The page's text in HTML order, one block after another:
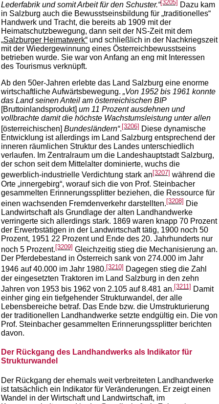
Lederfabrik und somit Arbeit für den Schuster.“[3205] Dazu kam
in Salzburg auch die Bewusstseinsbildung für „traditionelles“
Handwerk und Tracht, die bereits ab 1909 mit der
Heimatschutzbewegung, dann seit der NS-Zeit mit dem
„Salzburger Heimatwerk“ und schließlich in der Nachkriegszeit
mit der Wiedergewinnung eines Österreichbewusstseins
betrieben wurde. Sie war von Anfang an eng mit Interessen
des Tourismus verknüpft.
Ab den 50er-Jahren erlebte das Land Salzburg eine enorme
wirtschaftliche Aufwärtsbewegung. „Von 1952 bis 1961 konnte
das Land seinen Anteil am österreichischen BIP
[Bruttoinlandsprodukt] um 11 Prozent ausdehnen und
vollbrachte damit die höchste Wachstumsleistung unter allen
[österreichischen] Bundesländern“. [3206] Diese dynamische
Entwicklung ist allerdings im Land Salzburg entsprechend der
inneren räumlichen Struktur des Landes unterschiedlich
verlaufen. Im Zentralraum um die Landeshauptstadt Salzburg,
der schon seit dem Mittelalter dominierte, wuchs die
gewerblich-industrielle Verdichtung stark an[3207] während die
Orte „innergebirg“, worauf sich die von Prof. Steinbacher
gesammelten Erinnerungssplitter beziehen, die Ressource für
einen wachsenden Fremdenverkehr darstellten.[3208] Die
Landwirtschaft als Grundlage der alten Landhandwerke
verringerte sich allerdings stark. 1869 waren knapp 70 Prozent
der Erwerbstätigen in der Landwirtschaft tätig, 1900 noch 50
Prozent, 1951 22 Prozent und Ende des 20. Jahrhunderts nur
noch 5 Prozent. [3209] Gleichzeitig stieg die Mechanisierung an.
Der Pferdebestand in Österreich sank von 274.000 im Jahr
1946 auf 40.000 im Jahr 1980.[3210] Dagegen stieg die Zahl
der eingesetzten Traktoren im Land Salzburg in den zehn
Jahren von 1953 bis 1962 von 2.105 auf 8.481 an.[3211] Damit
einher ging ein tiefgehender Strukturwandel, der alle
Lebensbereiche betraf. Das Ende bzw. die Umstrukturierung
der traditionellen Landhandwerke setzte endgültig ein. Die von
Prof. Steinbacher gesammelten Erinnerungssplitter berichten
davon.
Der Rückgang des Landhandwerks als Indikator für
Strukturwandel
Der Rückgang der ehemals weit verbreiteten Landhandwerke
ist tatsächlich ein Indikator für Veränderungen. Er zeigt einen
Wandel in der Wirtschaft und Landwirtschaft, im